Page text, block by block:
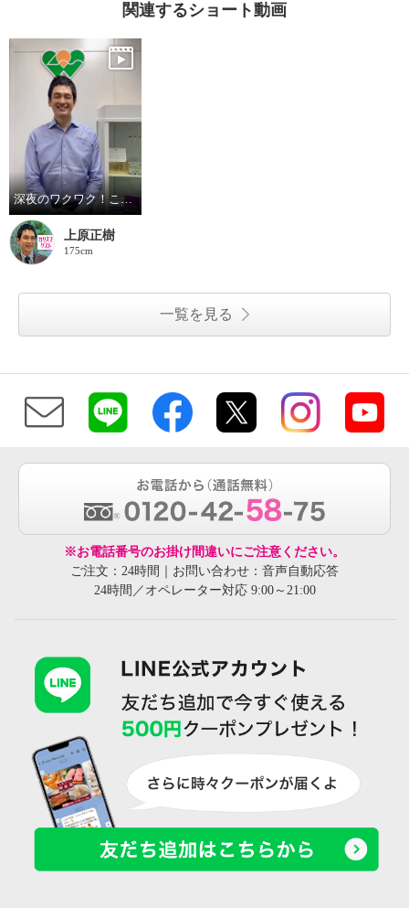
関連するショート動画
深夜のワクワク！こつみつデンタルパーフェクトセット
上原正樹
175cm
一覧を見る
※お電話番号のお掛け間違いにご注意ください。
ご注文：24時間｜お問い合わせ：音声自動応答
24時間／オペレーター対応 9:00～21:00